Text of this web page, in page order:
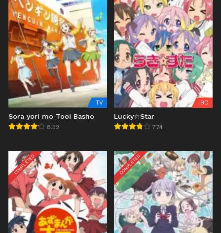
TV
Sora yori mo Tooi Basho
8.52
BD
Lucky☆Star
7.74
COMPLETED COMPLETED